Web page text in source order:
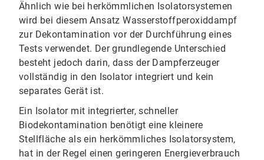
Ähnlich wie bei herkömmlichen Isolatorsystemen
wird bei diesem Ansatz Wasserstoffperoxiddampf
zur Dekontamination vor der Durchführung eines
Tests verwendet. Der grundlegende Unterschied
besteht jedoch darin, dass der Dampferzeuger
vollständig in den Isolator integriert und kein
separates Gerät ist.
Ein Isolator mit integrierter, schneller
Biodekontamination benötigt eine kleinere
Stellfläche als ein herkömmliches Isolatorsystem,
hat in der Regel einen geringeren Energieverbrauch